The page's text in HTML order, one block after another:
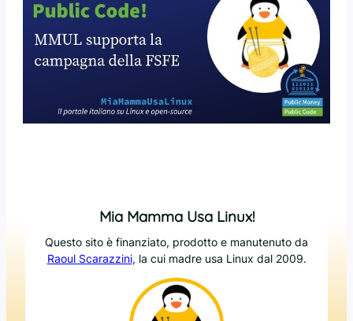
Mia Mamma Usa Linux!
Questo sito è finanziato, prodotto e manutenuto da
Raoul Scarazzini, la cui madre usa Linux dal 2009.